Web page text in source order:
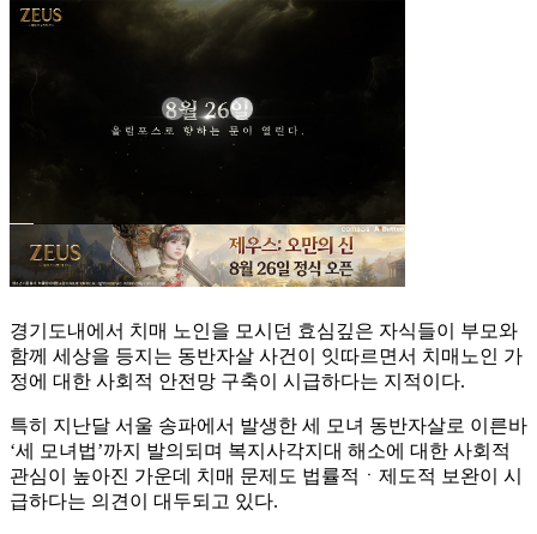
경기도내에서 치매 노인을 모시던 효심깊은 자식들이 부모와
함께 세상을 등지는 동반자살 사건이 잇따르면서 치매노인 가
정에 대한 사회적 안전망 구축이 시급하다는 지적이다.
특히 지난달 서울 송파에서 발생한 세 모녀 동반자살로 이른바
‘세 모녀법’까지 발의되며 복지사각지대 해소에 대한 사회적
관심이 높아진 가운데 치매 문제도 법률적ㆍ제도적 보완이 시
급하다는 의견이 대두되고 있다.